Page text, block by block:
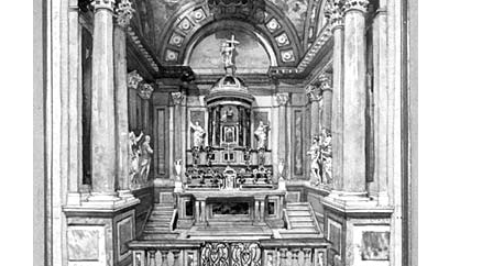
Attività
Pubblicazioni
Collezione
Contatti e biglietti